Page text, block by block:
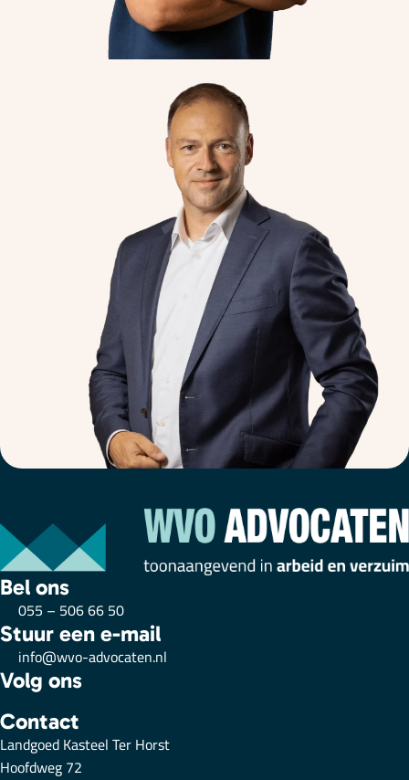
Bel ons
055 – 506 66 50
Stuur een e-mail
info@wvo-advocaten.nl
Volg ons
Contact
Landgoed Kasteel Ter Horst
Hoofdweg 72